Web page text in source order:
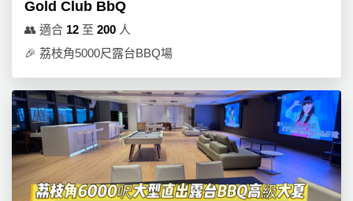
蛋
糕
及
花
藝
禮
品
慶
祝
拍
拖
企
業
會
員
夾
時
間
神
聯
Gold Club BbQ
👥 適合 12 至 200 人
🎉 荔枝角5000尺露台BBQ場